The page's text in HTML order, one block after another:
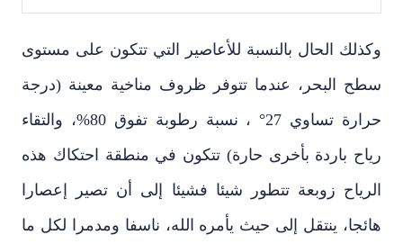
وكذلك الحال بالنسبة للأعاصير التي تتكون على مستوى
سطح البحر، عندما تتوفر ظروف مناخية معينة (درجة
حرارة تساوي 27° ، نسبة رطوبة تفوق 80%، والتقاء
رياح باردة بأخرى حارة) تتكون في منطقة احتكاك هذه
الرياح زوبعة تتطور شيئا فشيئا إلى أن تصير إعصارا
هائجا، ينتقل إلى حيث يأمره الله، ناسفا ومدمرا لكل ما